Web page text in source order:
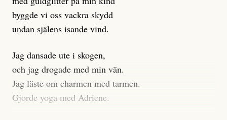
en mängd intervjupersoner, inklusive generös
möjlighet att bemöta för såväl personen vars motiv att
engagera sig i Palestinarörelsen ifrågasätts som de
grupper där Säpo-resursen samlade in uppgifter.
Researchen är grundlig.
Möjligen är det egentligen inte journalistikens metod
som stör?
byggde vi oss vackra skydd
undan själens isande vind.
Jag dansade ute i skogen,
och jag drogade med min vän.
Jag läste om charmen med tarmen.
Gjorde yoga med Adriene.